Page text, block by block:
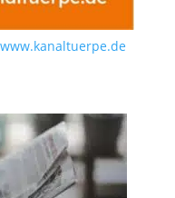
www.kanaltuerpe.de